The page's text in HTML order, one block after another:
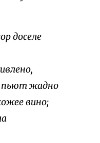
доселе
пьют жадно
вино;